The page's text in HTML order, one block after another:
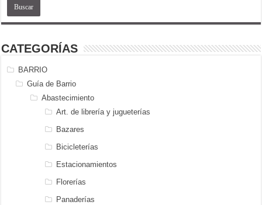
CATEGORÍAS
BARRIO
Guía de Barrio
Abastecimiento
Art. de librería y jugueterías
Bazares
Bicicleterías
Estacionamientos
Florerías
Panaderías